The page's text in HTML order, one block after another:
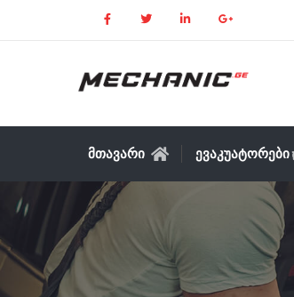
ᲛᲗᲐᲕᲐᲠᲘ ᲔᲕᲐᲙᲣᲐᲢᲝᲠᲔᲑᲘ